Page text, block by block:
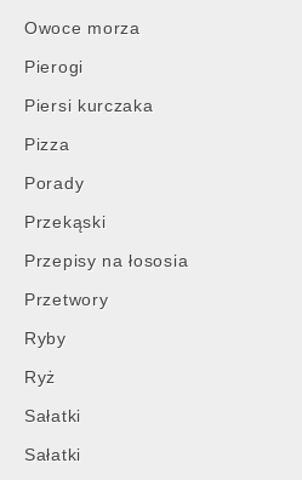
Owoce morza
Pierogi
Piersi kurczaka
Pizza
Porady
Przekąski
Przepisy na łososia
Przetwory
Ryby
Ryż
Sałatki
Sałatki